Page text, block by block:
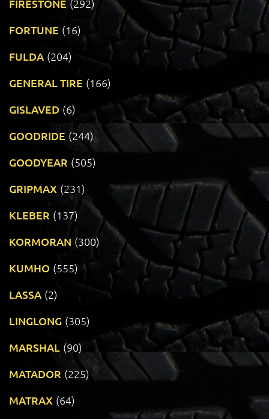
FIRESTONE (292)
FORTUNE (16)
FULDA (204)
GENERAL TIRE (166)
GISLAVED (6)
GOODRIDE (244)
GOODYEAR (505)
GRIPMAX (231)
KLEBER (137)
KORMORAN (300)
KUMHO (555)
LASSA (2)
LINGLONG (305)
MARSHAL (90)
MATADOR (225)
MATRAX (64)